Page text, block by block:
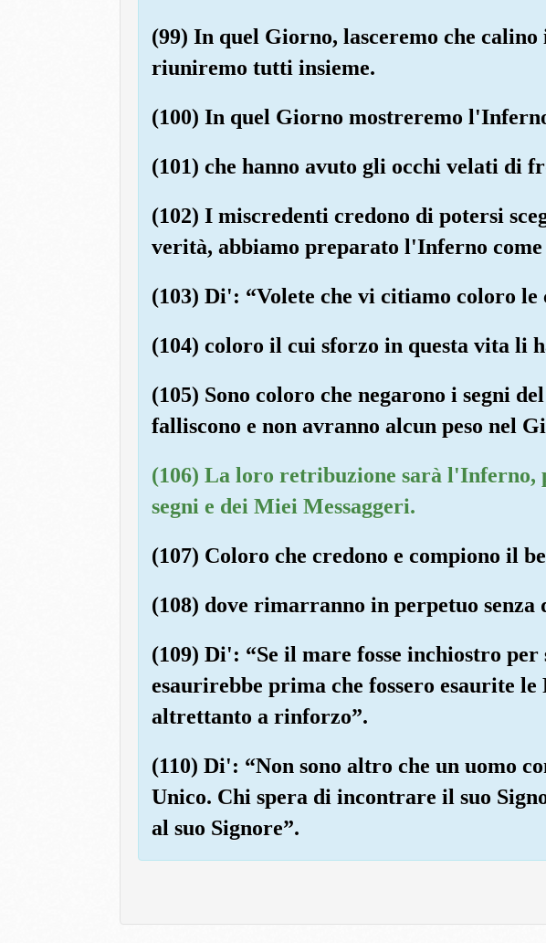
(99) In quel Giorno, lasceremo che
riuniremo tutti insieme.
(100) In quel Giorno mostreremo
(101) che hanno avuto gli occhi velati di
(102) I miscredenti credono di potersi
verità, abbiamo preparato l'Inferno
(103) Di': “Volete che vi citiamo coloro
(104) coloro il cui sforzo in questa vita li
(105) Sono coloro che negarono i segni
falliscono e non avranno alcun peso nel
(106) La loro retribuzione sarà l'Inferno,
segni e dei Miei Messaggeri.
(107) Coloro che credono e compiono il
(108) dove rimarranno in perpetuo senza
(109) Di': “Se il mare fosse inchiostro
esaurirebbe prima che fossero esaurite le
altrettanto a rinforzo”.
(110) Di': “Non sono altro che un uomo
Unico. Chi spera di incontrare il suo
al suo Signore”.